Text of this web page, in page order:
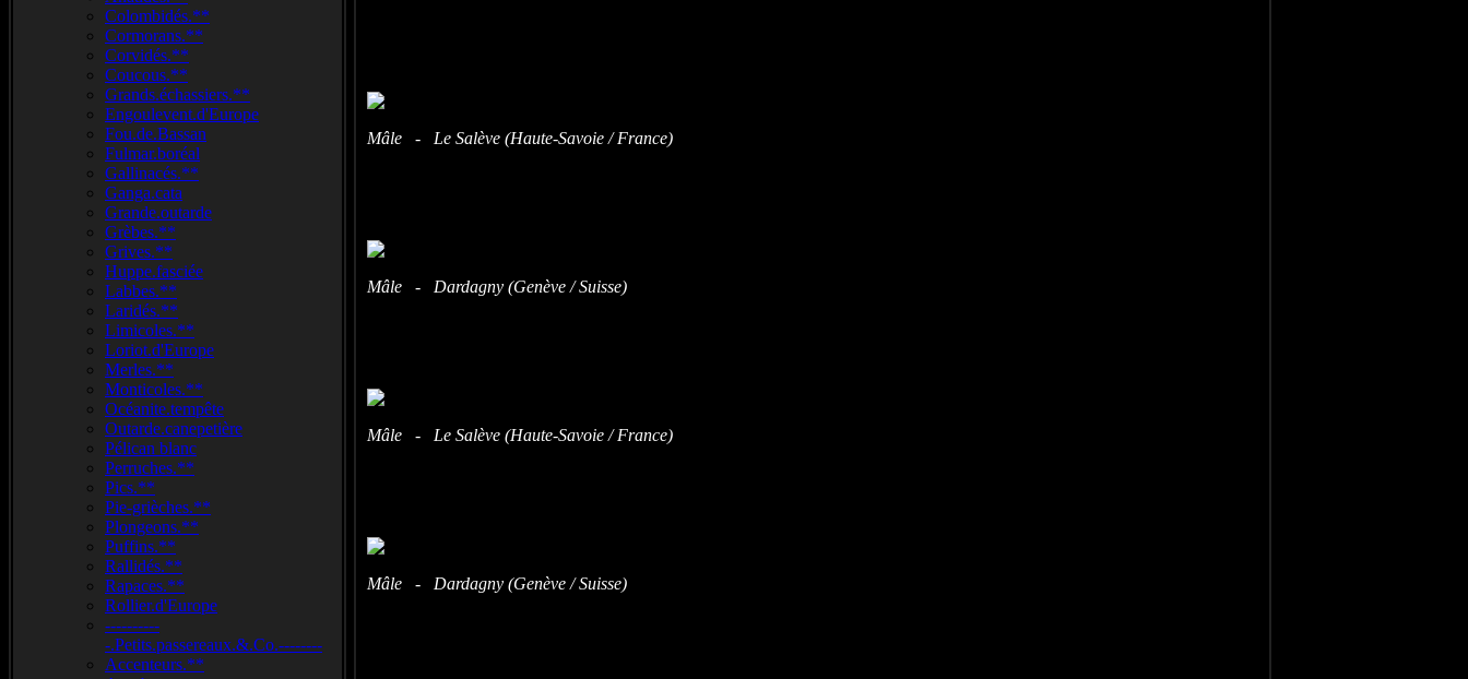
Colombidés.**
Cormorans.**
Corvidés.**
Coucous.**
Grands.échassiers.**
Engoulevent.d'Europe
Fou.de.Bassan
Fulmar.boréal
Gallinacés.**
Ganga.cata
Grande.outarde
Grèbes.**
Grives.**
Huppe.fasciée
Labbes.**
Laridés.**
Limicoles.**
Loriot.d'Europe
Merles.**
Monticoles.**
Océanite.tempête
Outarde.canepetière
Pélican blanc
Perruches.**
Pics.**
Pie-grièches.**
Plongeons.**
Puffins.**
Rallidés.**
Rapaces.**
Rollier.d'Europe
----------
-.Petits.passereaux.&.Co.--------
Accenteurs.**
Mâle - Le Salève (Haute-Savoie / France)
Mâle - Dardagny (Genève / Suisse)
Mâle - Le Salève (Haute-Savoie / France)
Mâle - Dardagny (Genève / Suisse)